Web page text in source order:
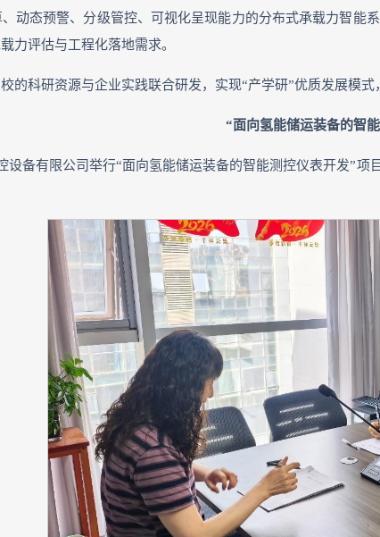
动态预警、分级管控、可视化呈现能力的分布式承载力智
力评估与工程化落地需求。
的科研资源与企业实践联合研发，实现“产学研”优质发展模式
“面向氢能储运装备的智
设备有限公司举行“面向氢能储运装备的智能测控仪表开发”